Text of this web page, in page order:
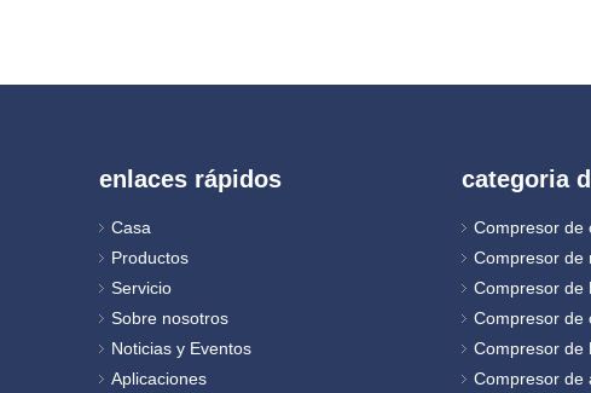
enlaces rápidos
Casa
Productos
Servicio
Sobre nosotros
Noticias y Eventos
Aplicaciones
categoria
Compresor de
Compresor de
Compresor de
Compresor de
Compresor de
Compresor de